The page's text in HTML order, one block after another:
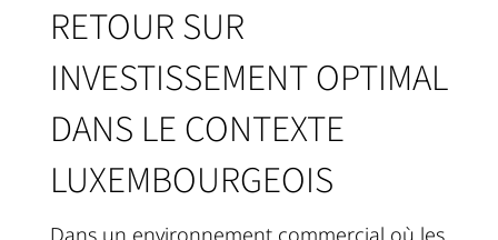
RETOUR SUR
INVESTISSEMENT OPTIMAL
DANS LE CONTEXTE
LUXEMBOURGEOIS